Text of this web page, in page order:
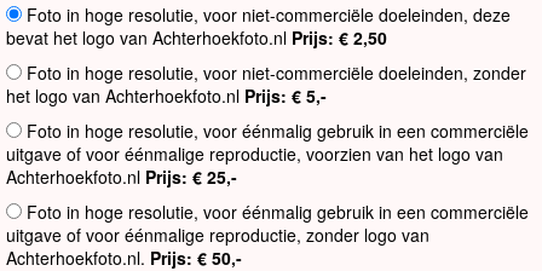
Foto in hoge resolutie, voor niet-commerciële doeleinden, deze
bevat het logo van Achterhoekfoto.nl Prijs: € 2,50
Foto in hoge resolutie, voor niet-commerciële doeleinden, zonder
het logo van Achterhoekfoto.nl Prijs: € 5,-
Foto in hoge resolutie, voor éénmalig gebruik in een commerciële
uitgave of voor éénmalige reproductie, voorzien van het logo van
Achterhoekfoto.nl Prijs: € 25,-
Foto in hoge resolutie, voor éénmalig gebruik in een commerciële
uitgave of voor éénmalige reproductie, zonder logo van
Achterhoekfoto.nl. Prijs: € 50,-